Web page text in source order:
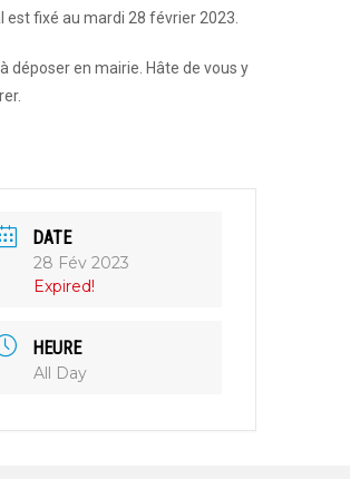
est fixé au mardi 28 février 2023.
déposer en mairie. Hâte de vous y
DATE
28 Fév 2023
Expired!
HEURE
All Day